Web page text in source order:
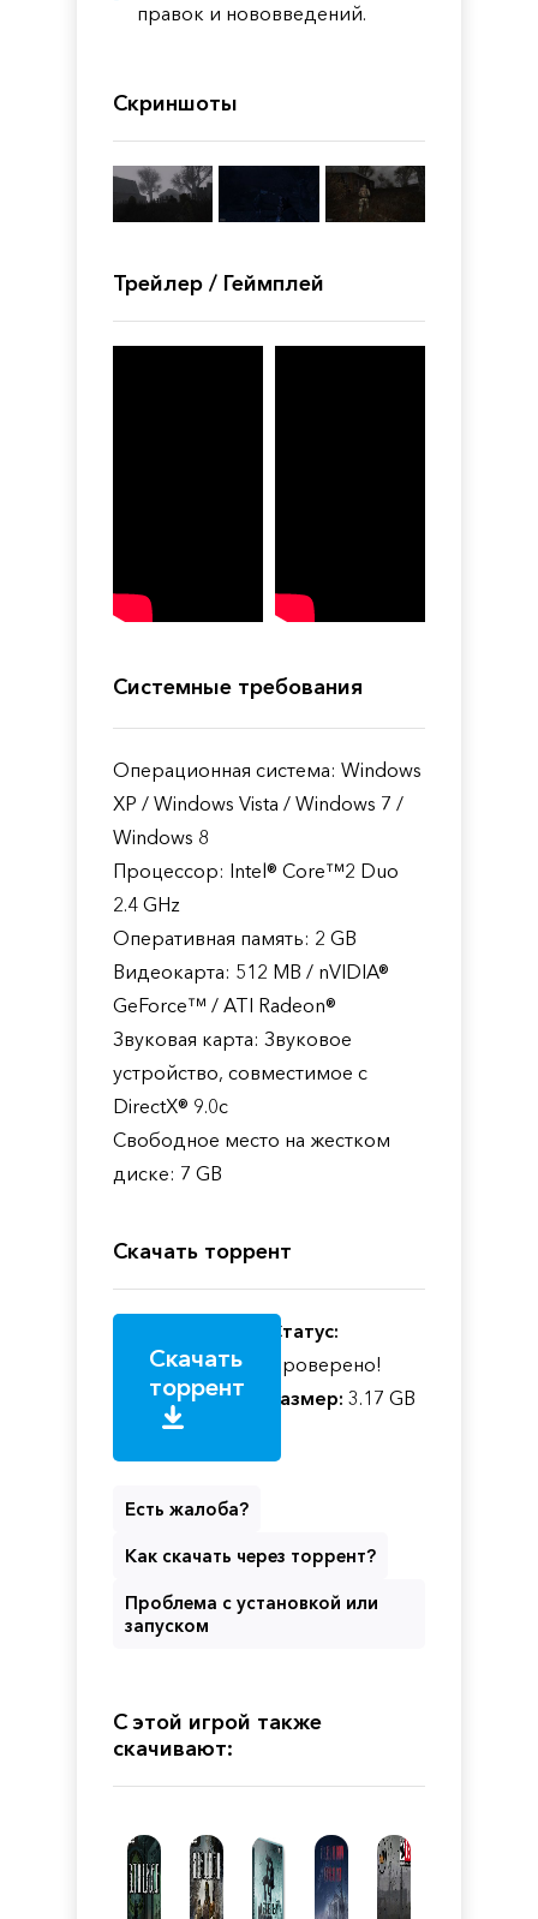
правок и нововведений.
Скриншоты
Трейлер / Геймплей
Системные требования
Операционная система: Windows
XP / Windows Vista / Windows 7 /
Windows 8
Процессор: Intel® Core™2 Duo
2.4 GHz
Оперативная память: 2 GB
Видеокарта: 512 MB / nVIDIA®
GeForce™ / ATI Radeon®
Звуковая карта: Звуковое
устройство, совместимое с
DirectX® 9.0с
Свободное место на жестком
диске: 7 GB
Скачать торрент
Скачать
торрент
Статус:
Проверено!
Размер: 3.17 GB
Есть жалоба?
Как скачать через торрент?
Проблема с установкой или
запуском
С этой игрой также
скачивают: